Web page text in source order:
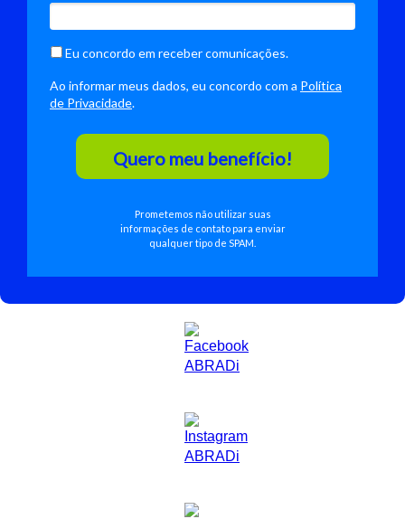
Eu concordo em receber comunicações.
Ao informar meus dados, eu concordo com a Política
de Privacidade.
Quero meu benefício!
Prometemos não utilizar suas
informações de contato para enviar
qualquer tipo de SPAM.